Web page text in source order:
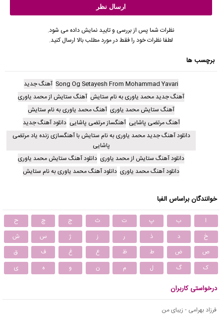
نظرات شما پس از بررسی و تایید نمایش داده می شود.
لطفا نظرات خود را فقط در مورد مطلب بالا ارسال کنید.
برچسب ها
Song Og Setayesh From Mohammad Yavari آهنگ جدید
آهنگ جدید محمد یاوری به نام ستایش آهنگ ستایش از محمد یاوری
آهنگ ستایش محمد یاوری آهنگ محمد یاوری به نام ستایش
آهنگ مرتضی پاشایی آهنگساز مرتضی پاشایی دانلود آهنگ جدید
دانلود آهنگ جدید محمد یاوری به نام ستایش با آهنگسازی زنده یاد مرتضی
پاشایی
دانلود آهنگ ستایش از محمد یاوری دانلود آهنگ ستایش محمد یاوری
دانلود آهنگ محمد یاوری دانلود آهنگ محمد یاوری به نام ستایش
خوانندگان براساس الفبا
ا ب پ ت ث ج چ
ح
خ
د ذ ر ز ژ س
ش
ص
ض ط ظ ع غ ف
ق
ک
گ ل م ن و ه ی
درخواستی کاربران
فرزاد بهرامی - زیبای من